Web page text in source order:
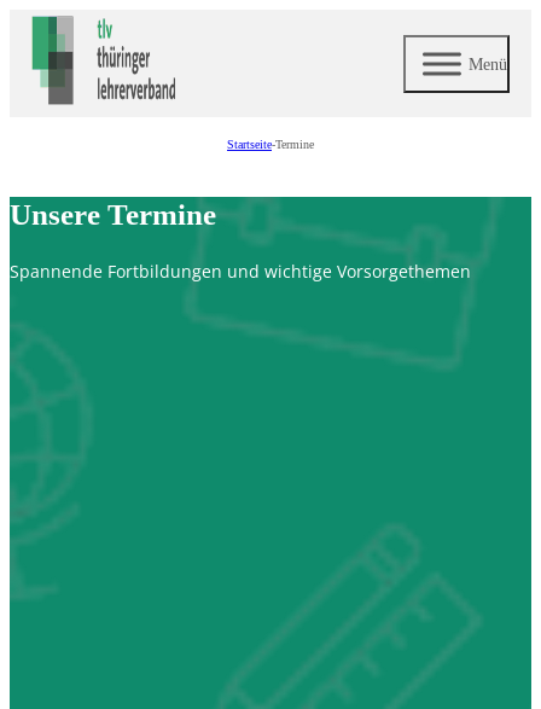
Menü
Startseite-Termine
Unsere Termine
Spannende Fortbildungen und wichtige Vorsorgethemen